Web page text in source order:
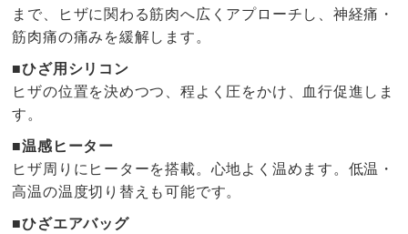
まで、ヒザに関わる筋肉へ広くアプローチし、神経痛・
筋肉痛の痛みを緩解します。
■ひざ用シリコン
ヒザの位置を決めつつ、程よく圧をかけ、血行促進しま
す。
■温感ヒーター
ヒザ周りにヒーターを搭載。心地よく温めます。低温・
高温の温度切り替えも可能です。
■ひざエアバッグ